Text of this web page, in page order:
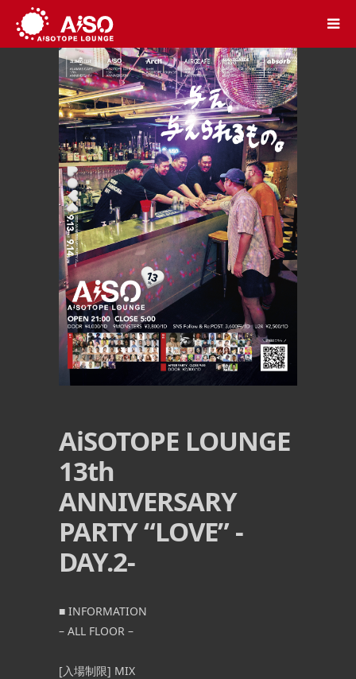
AiSOTOPE LOUNGE
13th
ANNIVERSARY
PARTY “LOVE” -
DAY.2-
■ INFORMATION
– ALL FLOOR –
[入場制限] MIX